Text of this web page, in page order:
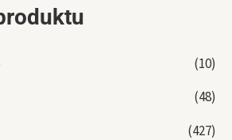
(10)
(48)
(427)